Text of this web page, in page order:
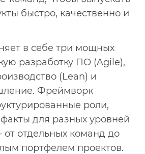
быстро, качественно и
в себе три мощных
разработку ПО (Agile),
(Lean) и
Фреймворк
роли,
для разных уровней
отдельных команд до
портфелем проектов.